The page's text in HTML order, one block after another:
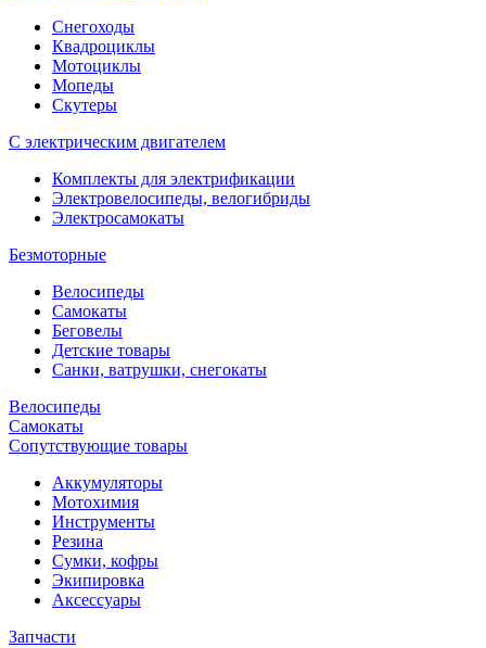
Снегоходы
Квадроциклы
Мотоциклы
Мопеды
Скутеры
С электрическим двигателем
Комплекты для электрификации
Электровелосипеды, велогибриды
Электросамокаты
Безмоторные
Велосипеды
Самокаты
Беговелы
Детские товары
Санки, ватрушки, снегокаты
Велосипеды
Самокаты
Сопутствующие товары
Аккумуляторы
Мотохимия
Инструменты
Резина
Сумки, кофры
Экипировка
Аксессуары
Запчасти